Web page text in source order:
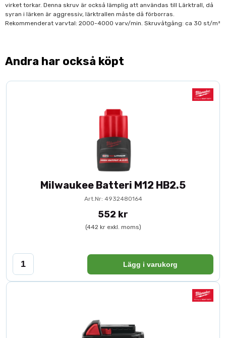
virket torkar. Denna skruv är också lämplig att användas till Lärktrall, då
syran i lärken är aggressiv, lärktrallen måste då förborras.
Rekommenderat varvtal: 2000-4000 varv/min. Skruvåtgång: ca 30 st/m²
Andra har också köpt
Milwaukee Batteri M12 HB2.5
Art.Nr: 4932480164
552 kr
(442 kr exkl. moms)
Lägg i varukorg